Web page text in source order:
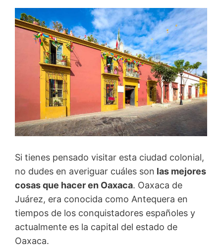
Si tienes pensado visitar esta ciudad colonial,
no dudes en averiguar cuáles son las mejores
cosas que hacer en Oaxaca. Oaxaca de
Juárez, era conocida como Antequera en
tiempos de los conquistadores españoles y
actualmente es la capital del estado de
Oaxaca.